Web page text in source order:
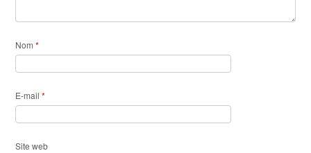
Nom *
E-mail *
Site web